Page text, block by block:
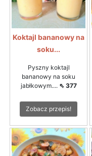
Koktajl bananowy na
soku...
Pyszny koktajl
bananowy na soku
jabłkowym.... ⇖ 377
Zobacz przepis!